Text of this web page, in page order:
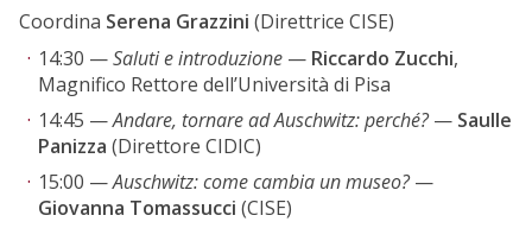
Coordina Serena Grazzini (Direttrice CISE)
14:30 —Saluti e introduzione — Riccardo Zucchi,
Magnifico Rettore dell’Università di Pisa
14:45 —Andare, tornare ad Auschwitz: perché?— Saulle
Panizza (Direttore CIDIC)
15:00 —Auschwitz: come cambia un museo?—
Giovanna Tomassucci (CISE)